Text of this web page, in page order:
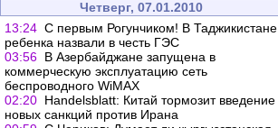
Четверг, 07.01.2010
13:24 С первым Рогунчиком! В Таджикистане
ребенка назвали в честь ГЭС
03:56 В Азербайджане запущена в
коммерческую эксплуатацию сеть
беспроводного WiMAX
02:20 Handelsblatt: Китай тормозит введение
новых санкций против Ирана